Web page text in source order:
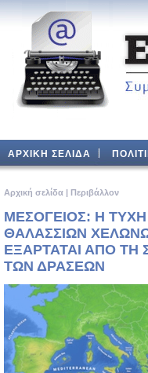
ΑΡΧΙΚΗ ΣΕΛΙΔΑ
Aρχική σελίδα | Περιβάλλον
ΜΕΣΟΓΕΙΟΣ: Η
ΘΑΛΑΣΣΙΩΝ
ΕΞΑΡΤΑΤΑΙ ΑΠΟ ΤΗ
ΤΩΝ ΔΡΑΣΕΩΝ